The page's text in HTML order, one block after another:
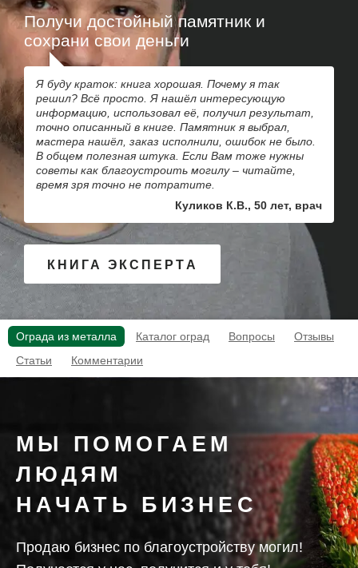
Получи достойный памятник и
сохрани свои деньги
Я буду краток: книга хорошая. Почему я так
решил? Всё просто. Я нашёл интересующую
информацию, использовал её, получил результат,
точно описанный в книге. Памятник я выбрал,
мастера нашёл, заказ исполнили, ошибок не было.
В общем полезная штука. Если Вам тоже нужны
советы как благоустроить могилу – читайте,
время зря точно не потратите.
Куликов К.В., 50 лет, врач
КНИГА ЭКСПЕРТА
Ограда из металла Каталог оград Вопросы
Отзывы
Статьи
Комментарии
МЫ ПОМОГАЕМ
ЛЮДЯМ
НАЧАТЬ БИЗНЕС
Продаю бизнес по благоустройству могил!